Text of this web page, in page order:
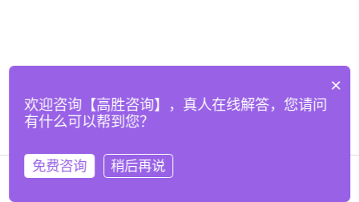
×
欢迎咨询【高胜咨询】，真人在线解答，您请问
有什么可以帮到您？
免费咨询 稍后再说
在线咨询